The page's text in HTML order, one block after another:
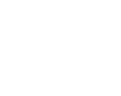
ты никогда по-
дрожащей рукой,
которое ждёт тебя,
повод сделать этот